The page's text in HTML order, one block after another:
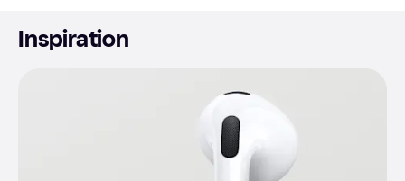
Inspiration